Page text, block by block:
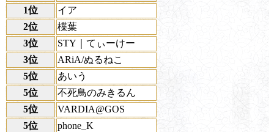
1位
イア
2位
楪葉
3位
STY｜てぃーけー
3位
ARiA/ぬるねこ
5位
あいう
5位
不死鳥のみきるん
5位
VARDIA@GOS
5位
phone_K